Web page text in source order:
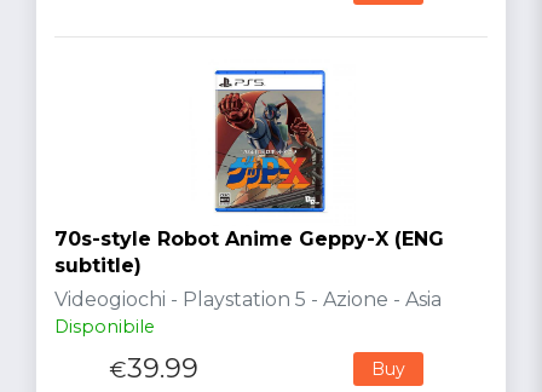
70s-style Robot Anime Geppy-X (ENG
subtitle)
Videogiochi - Playstation 5 - Azione - Asia
Disponibile
€39.99 Buy